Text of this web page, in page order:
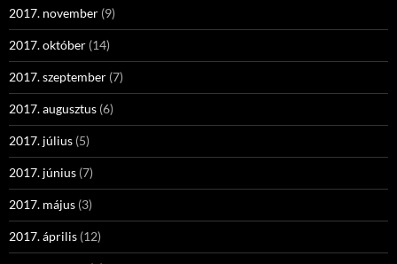
2017. november (9)
2017. október (14)
2017. szeptember (7)
2017. augusztus (6)
2017. július (5)
2017. június (7)
2017. május (3)
2017. április (12)